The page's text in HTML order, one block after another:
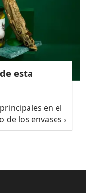
esta
en el
de los envases